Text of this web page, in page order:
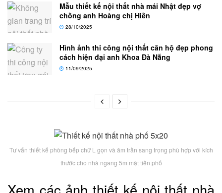
Mẫu thiết kế nội thất nhà mái Nhật đẹp vợ
chồng anh Hoàng chị Hiền
28/10/2025
Hình ảnh thi công nội thất căn hộ đẹp phong
cách hiện đại anh Khoa Đà Nẵng
11/09/2025
Tư vấn thiết kế phòng bếp chữ L gọn và âm trần sang trọng phù hợp với kích
thước cho nhà ngang 5m mặt tiền phố